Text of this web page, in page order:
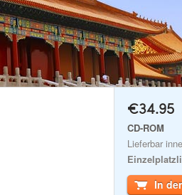
€34.95
CD-ROM
Lieferbar
In